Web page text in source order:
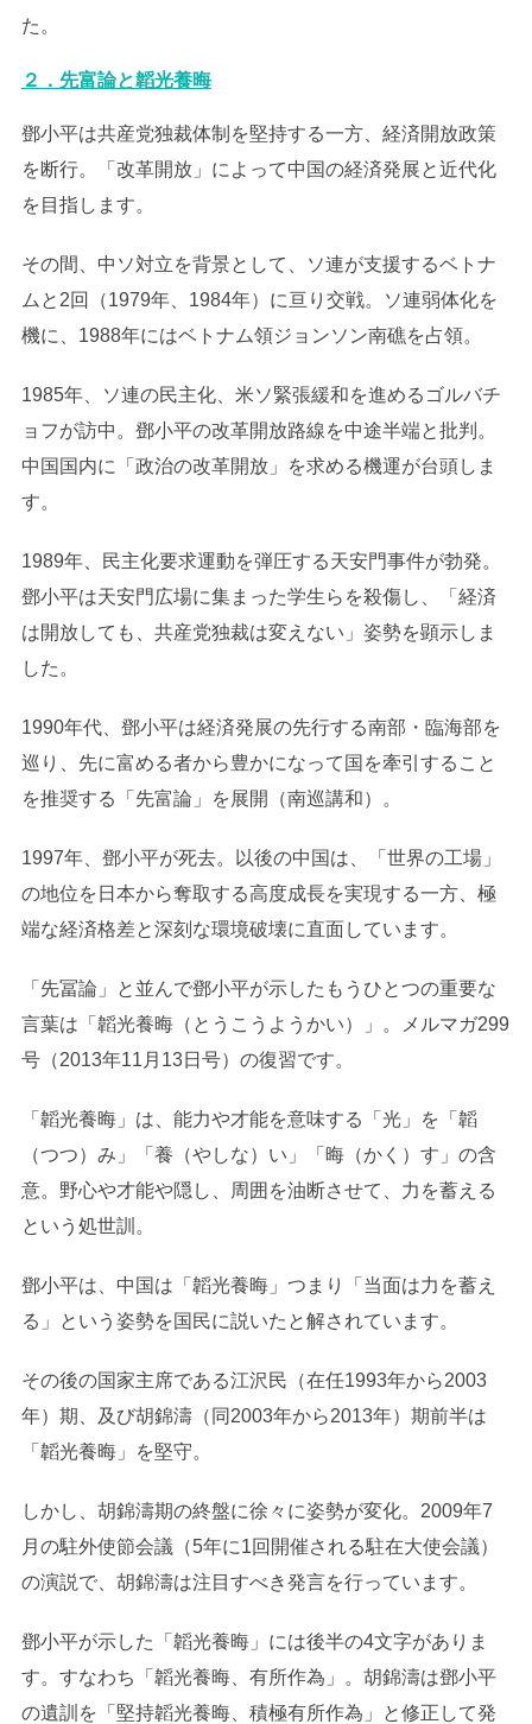
た。
２．先富論と韜光養晦
鄧小平は共産党独裁体制を堅持する一方、経済開放政策
を断行。「改革開放」によって中国の経済発展と近代化
を目指します。
その間、中ソ対立を背景として、ソ連が支援するベトナ
ムと2回（1979年、1984年）に亘り交戦。ソ連弱体化を
機に、1988年にはベトナム領ジョンソン南礁を占領。
1985年、ソ連の民主化、米ソ緊張緩和を進めるゴルバチ
ョフが訪中。鄧小平の改革開放路線を中途半端と批判。
中国国内に「政治の改革開放」を求める機運が台頭しま
す。
1989年、民主化要求運動を弾圧する天安門事件が勃発。
鄧小平は天安門広場に集まった学生らを殺傷し、「経済
は開放しても、共産党独裁は変えない」姿勢を顕示しま
した。
1990年代、鄧小平は経済発展の先行する南部・臨海部を
巡り、先に富める者から豊かになって国を牽引すること
を推奨する「先富論」を展開（南巡講和）。
1997年、鄧小平が死去。以後の中国は、「世界の工場」
の地位を日本から奪取する高度成長を実現する一方、極
端な経済格差と深刻な環境破壊に直面しています。
「先冨論」と並んで鄧小平が示したもうひとつの重要な
言葉は「韜光養晦（とうこうようかい）」。メルマガ299
号（2013年11月13日号）の復習です。
「韜光養晦」は、能力や才能を意味する「光」を「韜
（つつ）み」「養（やしな）い」「晦（かく）す」の含
意。野心や才能や隠し、周囲を油断させて、力を蓄える
という処世訓。
鄧小平は、中国は「韜光養晦」つまり「当面は力を蓄え
る」という姿勢を国民に説いたと解されています。
その後の国家主席である江沢民（在任1993年から2003
年）期、及び胡錦濤（同2003年から2013年）期前半は
「韜光養晦」を堅守。
しかし、胡錦濤期の終盤に徐々に姿勢が変化。2009年7
月の駐外使節会議（5年に1回開催される駐在大使会議）
の演説で、胡錦濤は注目すべき発言を行っています。
鄧小平が示した「韜光養晦」には後半の4文字がありま
す。すなわち「韜光養晦、有所作為」。胡錦濤は鄧小平
の遺訓を「堅持韜光養晦、積極有所作為」と修正して発